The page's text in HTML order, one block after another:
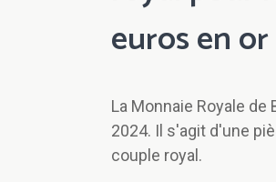
euros en
La Monnaie Royale
2024. Il s'agit d'une
couple royal.